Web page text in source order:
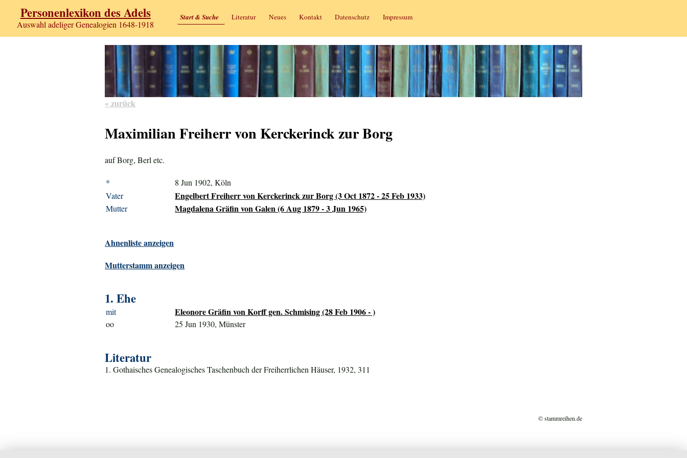
Personenlexikon des Adels
Auswahl adeliger Genealogien 1648-1918
Start & Suche Literatur Neues Kontakt Datenschutz Impressum
« zurück
Maximilian Freiherr von Kerckerinck zur Borg
auf Borg, Berl etc.
*
8 Jun 1902, Köln
Vater
Engelbert Freiherr von Kerckerinck zur Borg (3 Oct 1872 - 25 Feb 1933)
Mutter Magdalena Gräfin von Galen (6 Aug 1879 - 3 Jun 1965)
Ahnenliste anzeigen
Mutterstamm anzeigen
1. Ehe
mit Eleonore Gräfin von Korff gen. Schmising (28 Feb 1906 - )
oo 25 Jun 1930, Münster
Literatur
1. Gothaisches Genealogisches Taschenbuch der Freiherrlichen Häuser, 1932, 311
© stammreihen.de